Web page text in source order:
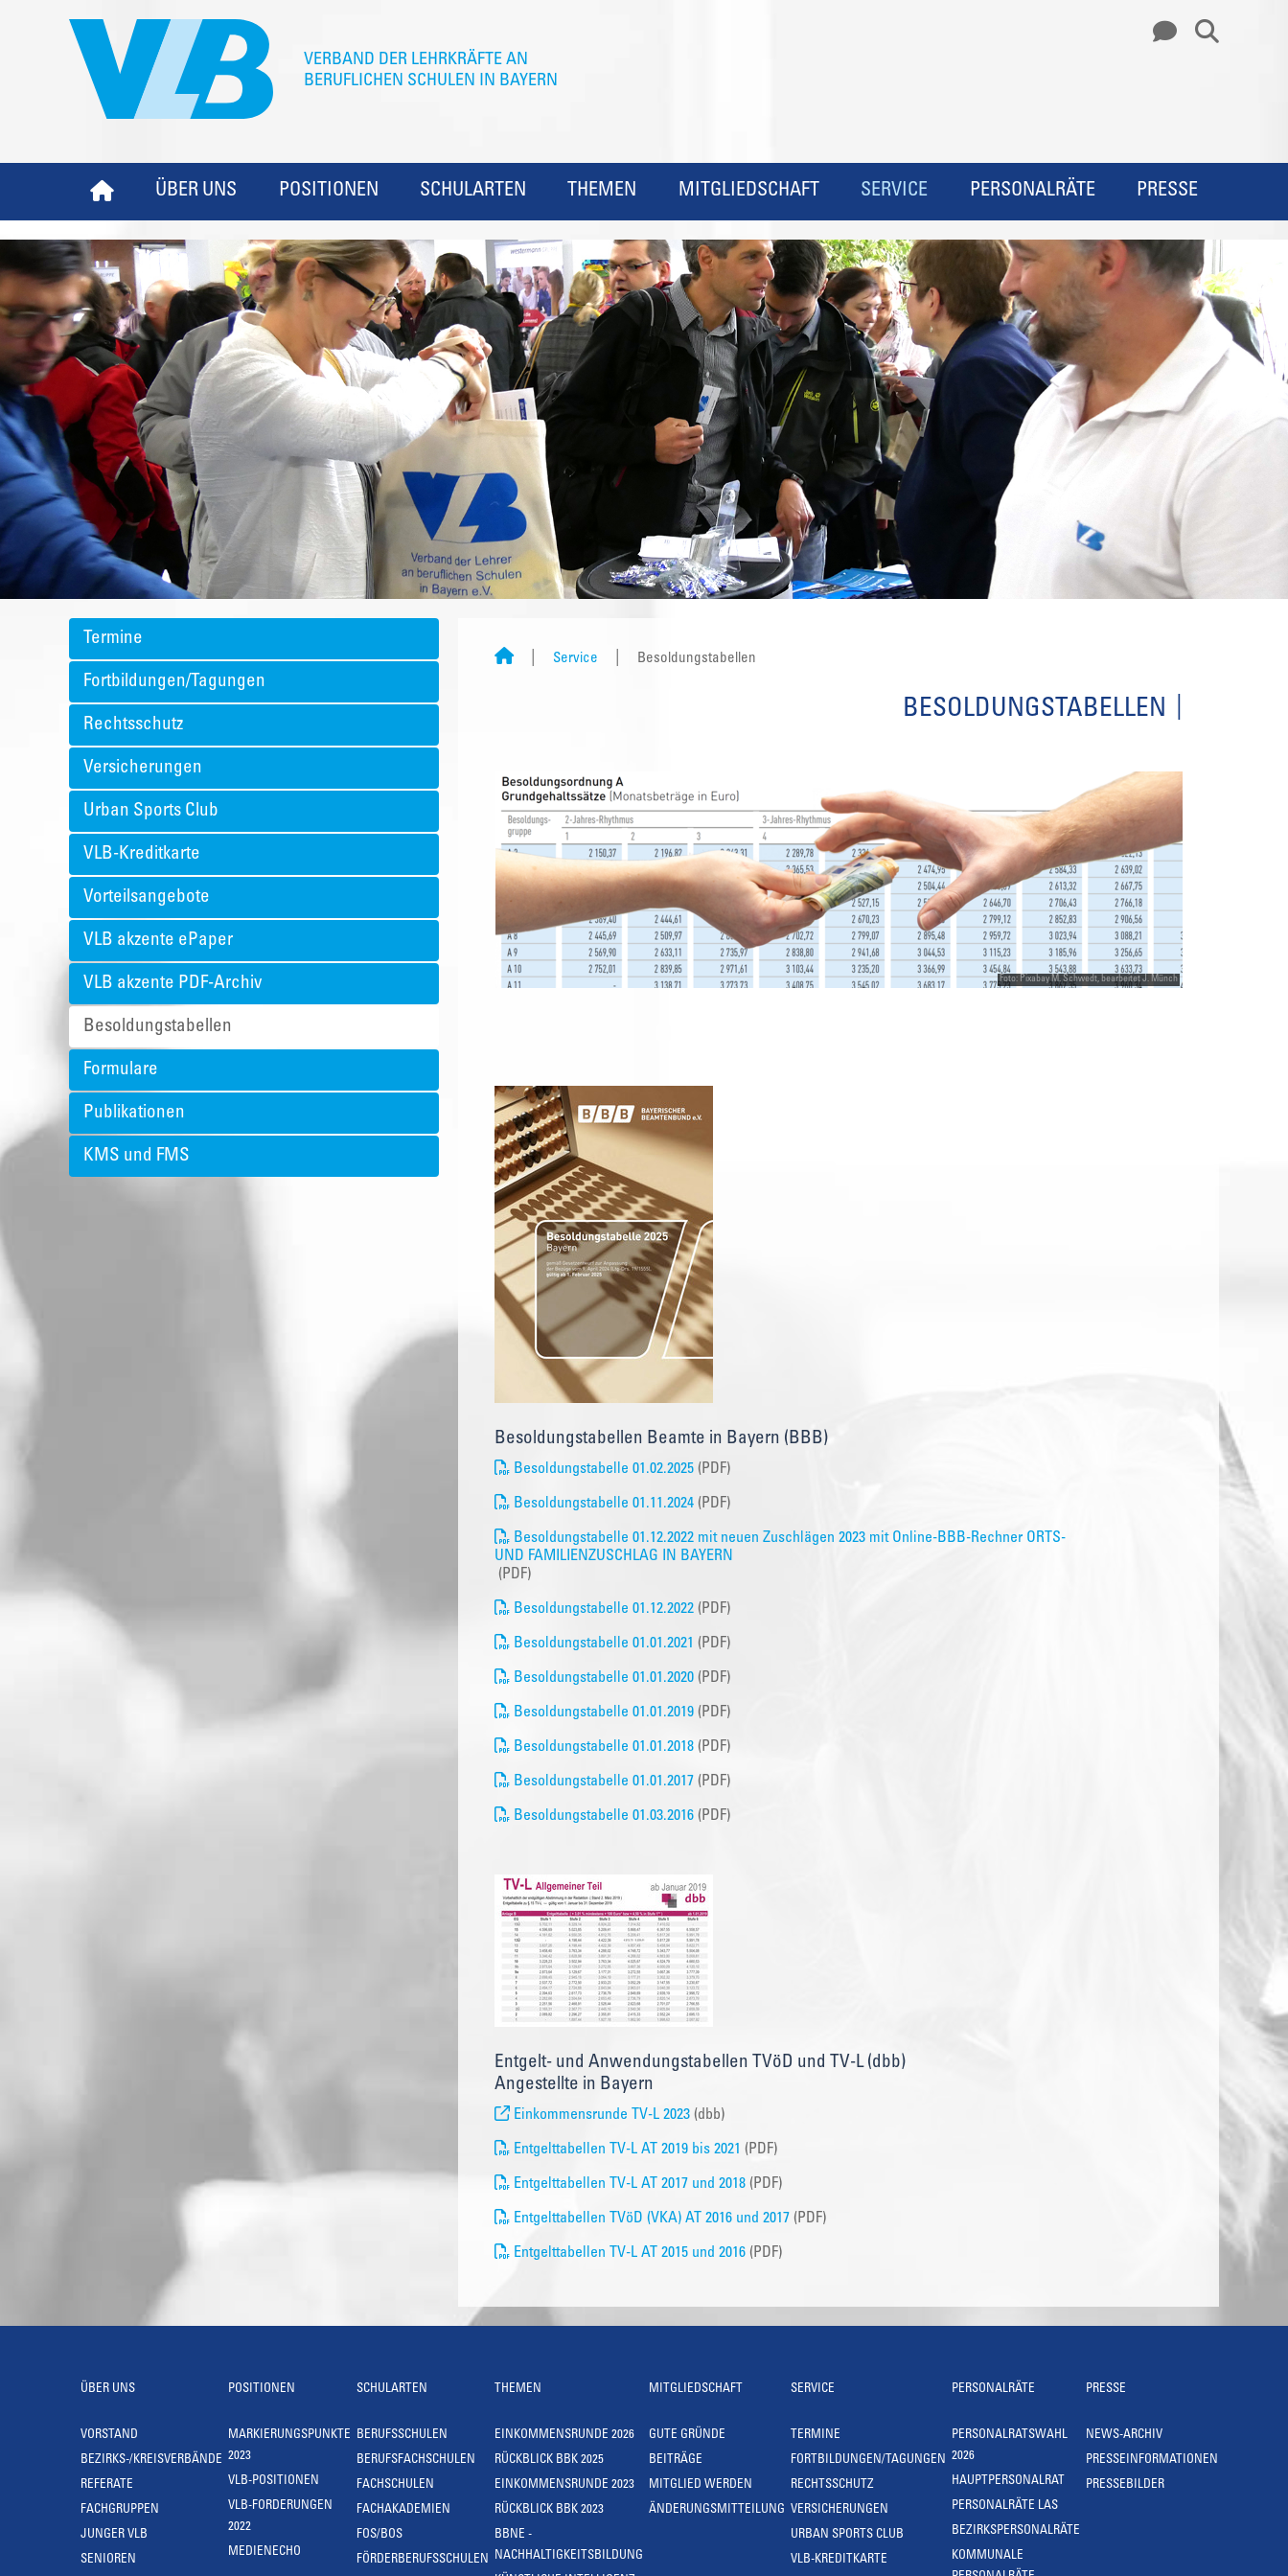
ÜBER UNS POSITIONEN SCHULARTEN THEMEN MITGLIEDSCHAFT SERVICE PERSONALRÄTE PRESSE
Termine
Fortbildungen/Tagungen
Rechtsschutz
Versicherungen
Urban Sports Club
VLB-Kreditkarte
Vorteilsangebote
VLB akzente ePaper
VLB akzente PDF-Archiv
Besoldungstabellen
Formulare
Publikationen
KMS und FMS
Service Besoldungstabellen
BESOLDUNGSTABELLEN
Foto: Pixabay M. Schwedt, bearbeitet J. Münch
Besoldungstabellen Beamte in Bayern (BBB)
Besoldungstabelle 01.02.2025 (PDF)
Besoldungstabelle 01.11.2024 (PDF)
Besoldungstabelle 01.12.2022 mit neuen Zuschlägen 2023 mit Online-BBB-Rechner ORTS-
UND FAMILIENZUSCHLAG IN BAYERN
(PDF)
Besoldungstabelle 01.12.2022 (PDF)
Besoldungstabelle 01.01.2021 (PDF)
Besoldungstabelle 01.01.2020 (PDF)
Besoldungstabelle 01.01.2019 (PDF)
Besoldungstabelle 01.01.2018 (PDF)
Besoldungstabelle 01.01.2017 (PDF)
Besoldungstabelle 01.03.2016 (PDF)
Entgelt- und Anwendungstabellen TVöD und TV-L (dbb)
Angestellte in Bayern
Einkommensrunde TV-L 2023 (dbb)
Entgelttabellen TV-L AT 2019 bis 2021 (PDF)
Entgelttabellen TV-L AT 2017 und 2018 (PDF)
Entgelttabellen TVöD (VKA) AT 2016 und 2017 (PDF)
Entgelttabellen TV-L AT 2015 und 2016 (PDF)
ÜBER UNS
VORSTAND
BEZIRKS-/KREISVERBÄNDE
REFERATE
FACHGRUPPEN
JUNGER VLB
SENIOREN
POSITIONEN
MARKIERUNGSPUNKTE
2023
VLB-POSITIONEN
VLB-FORDERUNGEN
2022
MEDIENECHO
SCHULARTEN
BERUFSSCHULEN
BERUFSFACHSCHULEN
FACHSCHULEN
FACHAKADEMIEN
FOS/BOS
FÖRDERBERUFSSCHULEN
THEMEN
EINKOMMENSRUNDE 2026
RÜCKBLICK BBK 2025
EINKOMMENSRUNDE 2023
RÜCKBLICK BBK 2023
BBNE -
NACHHALTIGKEITSBILDUNG
MITGLIEDSCHAFT
GUTE GRÜNDE
BEITRÄGE
MITGLIED WERDEN
ÄNDERUNGSMITTEILUNG
SERVICE
TERMINE
FORTBILDUNGEN/TAGUNGEN
RECHTSSCHUTZ
VERSICHERUNGEN
URBAN SPORTS CLUB
VLB-KREDITKARTE
PERSONALRÄTE
PERSONALRATSWAHL
2026
HAUPTPERSONALRAT
PERSONALRÄTE LAS
BEZIRKSPERSONALRÄTE
KOMMUNALE
PRESSE
NEWS-ARCHIV
PRESSEINFORMATIONEN
PRESSEBILDER